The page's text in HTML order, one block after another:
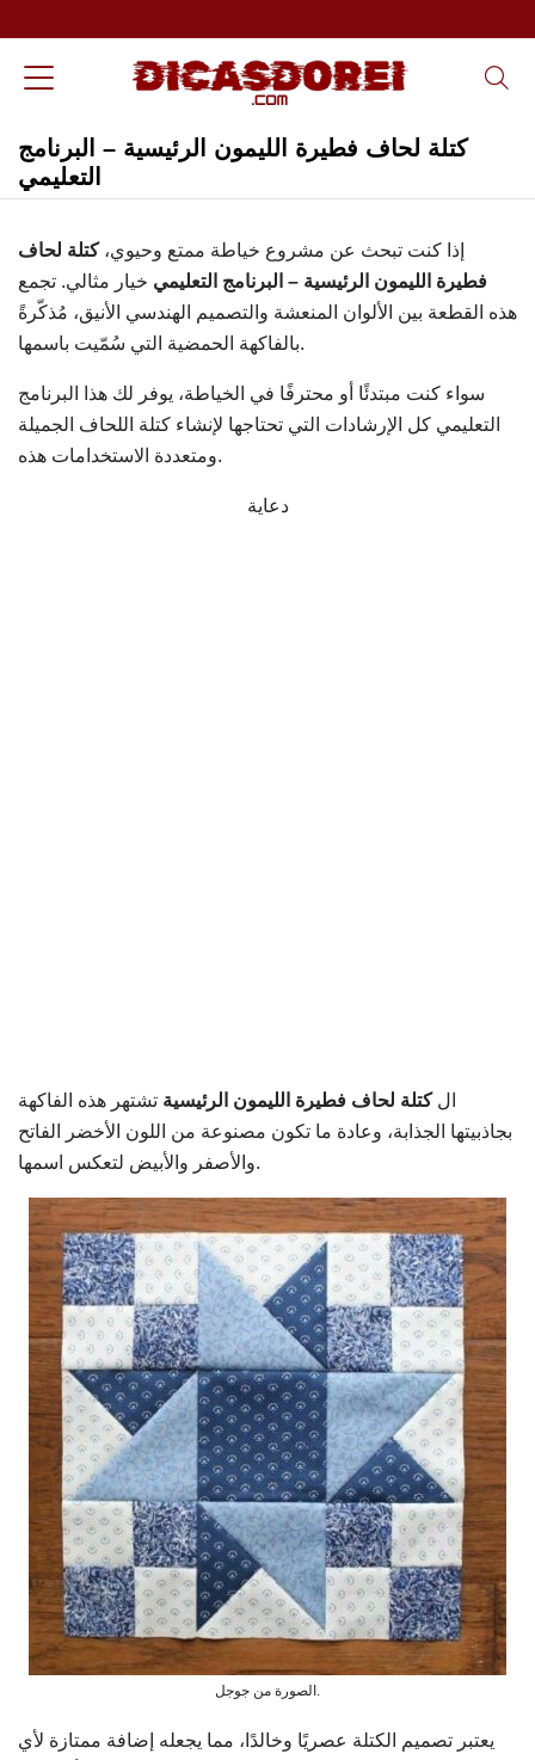
كتلة لحاف فطيرة الليمون الرئيسية – البرنامج
التعليمي
إذا كنت تبحث عن مشروع خياطة ممتع وحيوي،كتلة لحاف
فطيرة الليمون الرئيسية – البرنامج التعليمي خيار مثالي. تجمع
هذه القطعة بين الألوان المنعشة والتصميم الهندسي الأنيق، مُذكّرةً
بالفاكهة الحمضية التي سُمّيت باسمها.
سواء كنت مبتدئًا أو محترفًا في الخياطة، يوفر لك هذا البرنامج
التعليمي كل الإرشادات التي تحتاجها لإنشاء كتلة اللحاف الجميلة
ومتعددة الاستخدامات هذه.
دعاية
الكتلة لحاف فطيرة الليمون الرئيسية تشتهر هذه الفاكهة
بجاذبيتها الجذابة، وعادة ما تكون مصنوعة من اللون الأخضر الفاتح
والأصفر والأبيض لتعكس اسمها.
الصورة من جوجل.
يعتبر تصميم الكتلة عصريًا وخالدًا، مما يجعله إضافة ممتازة لأي